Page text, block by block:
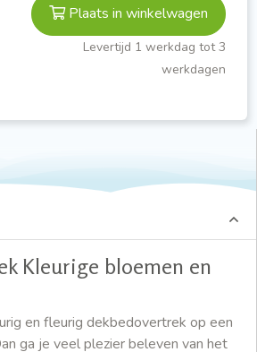
Plaats in winkelwagen
Levertijd 1 werkdag tot 3
werkdagen
Kleurige bloemen en
en fleurig dekbedovertrek op een
ga je veel plezier beleven van het